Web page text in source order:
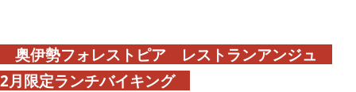
奥伊勢フォレストピア レストランアンジュ
2月限定ランチバイキング